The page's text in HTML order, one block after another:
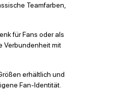
Teamfarben,
für Fans oder als
Verbundenheit mit
erhältlich und
Fan-Identität.